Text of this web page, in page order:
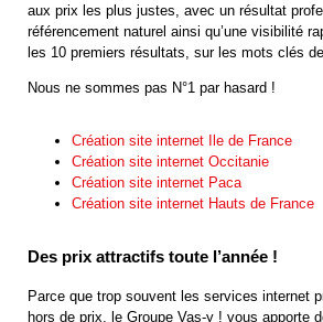
aux prix les plus justes, avec un résultat
référencement naturel ainsi qu’une visibilité
les 10 premiers résultats, sur les mots clés
Nous ne sommes pas N°1 par hasard !
Création site internet Ile de France
Création site internet Occitanie
Création site internet Paca
Création site internet Hauts de France
Des prix attractifs toute l’année !
Parce que trop souvent les services internet
hors de prix, le Groupe Vas-y ! vous apporte